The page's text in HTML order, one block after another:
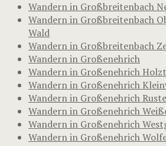
Wandern in Großbreitenbach
Wandern in Großbreitenbach
Wald
Wandern in Großbreitenbach
Wandern in Großenehrich
Wandern in Großenehrich
Wandern in Großenehrich
Wandern in Großenehrich
Wandern in Großenehrich
Wandern in Großenehrich
Wandern in Großenehrich